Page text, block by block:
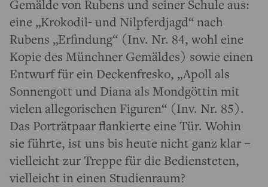
Gemälde von Rubens und seiner Schule aus:
eine „Krokodil- und Nilpferdjagd“ nach
Rubens „Erfindung“ (Inv. Nr. 84, wohl eine
Kopie des Münchner Gemäldes) sowie einen
Entwurf für ein Deckenfresko, „Apoll als
Sonnengott und Diana als Mondgöttin mit
vielen allegorischen Figuren“ (Inv. Nr. 85).
Das Porträtpaar flankierte eine Tür. Wohin
sie führte, ist uns bis heute nicht ganz klar –
vielleicht zur Treppe für die Bediensteten,
vielleicht in einen Studienraum?